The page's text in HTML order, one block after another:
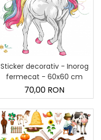
Sticker decorativ - Inorog
fermecat - 60x60 cm
70,00 RON